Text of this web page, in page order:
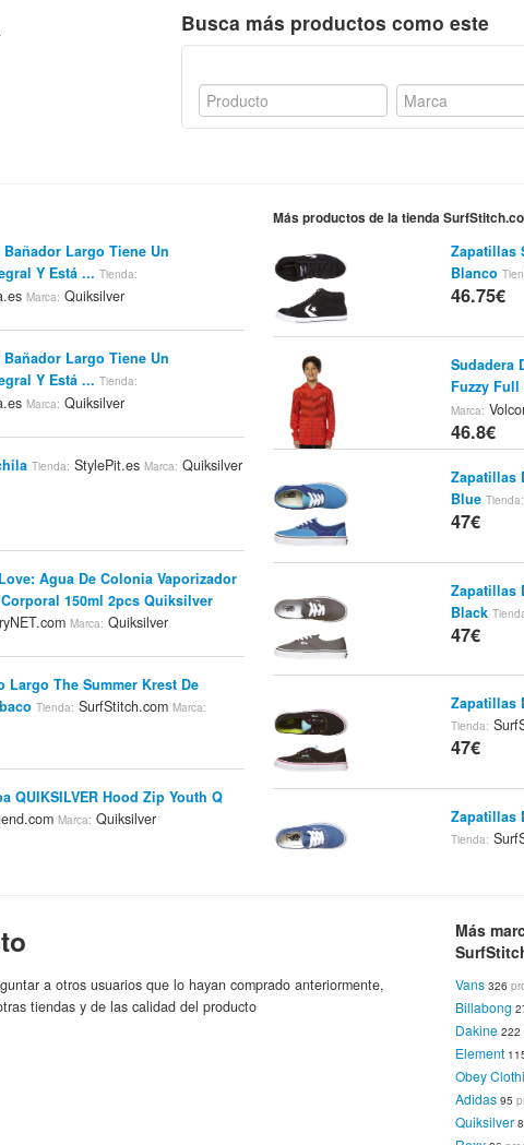
Busca más productos como este
Largo Tiene Un
Y Está ... Tienda:
Marca: Quiksilver
Largo Tiene Un
Y Está ... Tienda:
Marca: Quiksilver
Tienda: StylePit.esMarca: Quiksilver
Agua De Colonia Vaporizador
150ml 2pcs Quiksilver
Marca: Quiksilver
Largo The Summer Krest De
Tienda: SurfStitch.comMarca:
QUIKSILVER Hood Zip Youth Q
Marca: Quiksilver
Más productos de la tienda
Zapatillas
Blanco
46.75€
Sudadera
Fuzzy Full
Marca:
46.8€
Zapatillas
Blue Tienda:
47€
Zapatillas
Black
47€
Zapatillas
Tienda:
47€
Zapatillas
Tienda:
Zapatillas
Tienda:
Zapatillas
Glitter
Vans
47€
a otros usuarios que lo hayan comprado anteriormente,
tiendas y de las calidad del producto
Más
Vans 326
Billabong
Dakine 222
Element
Obey
Adidas 95
Quiksilver